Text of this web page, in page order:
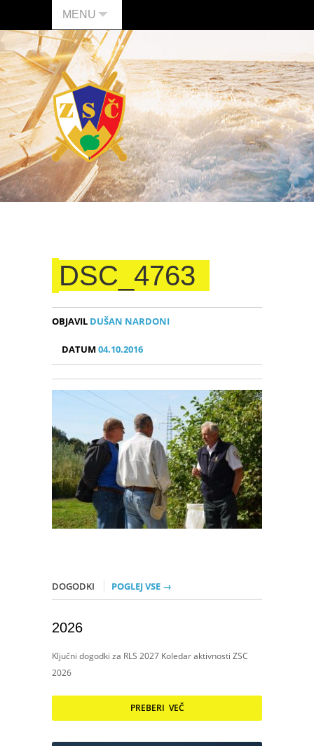
MENU
DSC_4763
OBJAVIL DUŠAN NARDONI
DATUM04.10.2016
DOGODKI POGLEJ VSE →
2026
Ključni dogodki za RLS 2027 Koledar aktivnosti ZSC
2026
PREBERI VEČ